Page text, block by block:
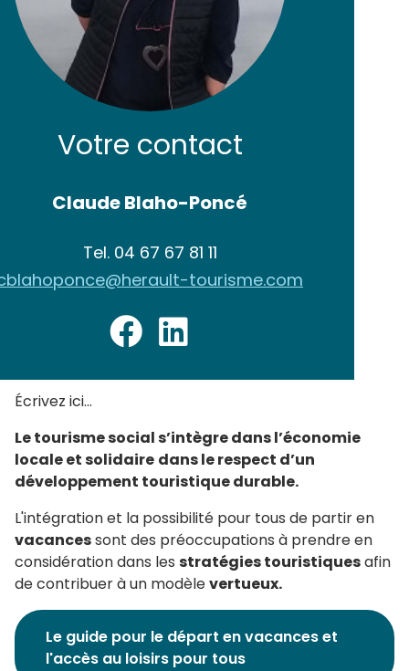
Votre contact
Claude Blaho-Poncé
Tel.04 67 67 81 11
tourisme.com
Écrivez ici...
Le tourisme social s’intègre dans l’économie
locale et solidaire dans le respect d’un
développement touristique durable.
L'intégration et la possibilité pour tous de partir en
vacancessont des préoccupations à prendre en
considération dans les stratégies touristiquesafin
de contribuer à un modèlevertueux.
Le guide pour le départ en vacances et
l'accès au loisirs pour tous